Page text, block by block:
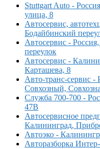
Stuttgart Auto -
улица, 8
Автосервис,
Бодайбинский
Автосервис -
переулок
Автосервис -
Карташева, 8
Авто-транс-сервис -
Совхозный,
Служба 700-700 -
47В
Автосервисное
Калининград,
Автоэко -
Авторазборка